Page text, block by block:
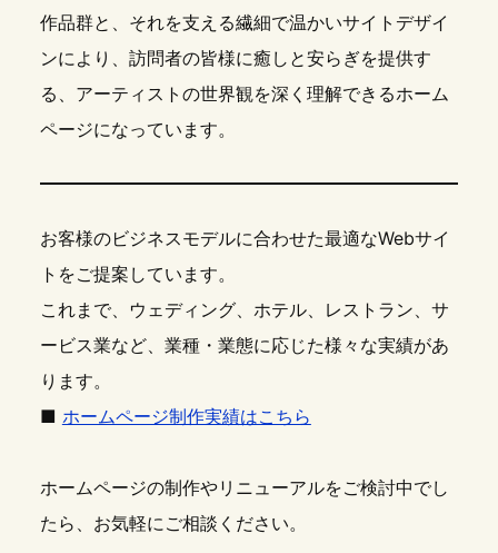
作品群と、それを支える繊細で温かいサイトデザイ
ンにより、訪問者の皆様に癒しと安らぎを提供す
る、アーティストの世界観を深く理解できるホーム
ページになっています。
お客様のビジネスモデルに合わせた最適なWebサイ
トをご提案しています。
これまで、ウェディング、ホテル、レストラン、サ
ービス業など、業種・業態に応じた様々な実績があ
ります。
■ ホームページ制作実績はこちら
ホームページの制作やリニューアルをご検討中でし
たら、お気軽にご相談ください。